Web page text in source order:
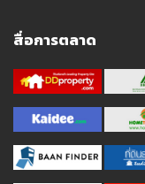
สื่อการตลาด